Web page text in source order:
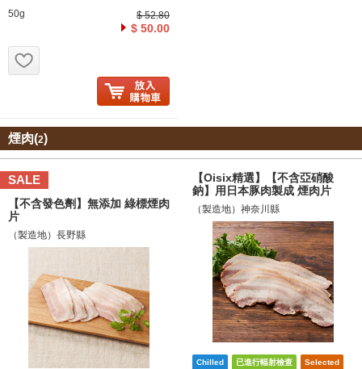
50g $ 52.80
$ 50.00
煙肉(2)
SALE
【不含發色劑】無添加 綠標煙肉
片
（製造地）長野縣
【Oisix精選】【不含亞硝酸
鈉】用日本豚肉製成 煙肉片
（製造地）神奈川縣